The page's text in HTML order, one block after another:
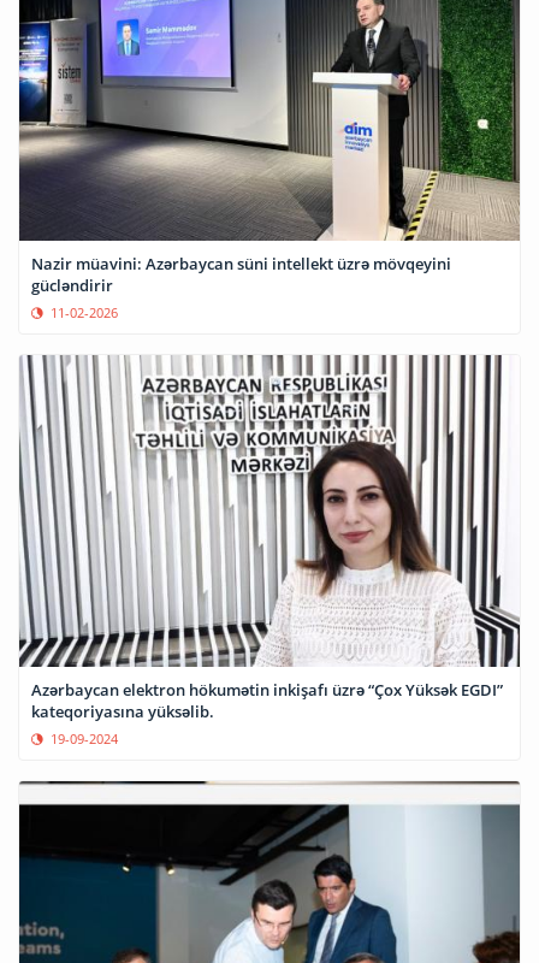
Nazir müavini: Azərbaycan süni intellekt üzrə mövqeyini
gücləndirir
11-02-2026
Azərbaycan elektron hökumətin inkişafı üzrə “Çox Yüksək EGDI”
kateqoriyasına yüksəlib.
19-09-2024